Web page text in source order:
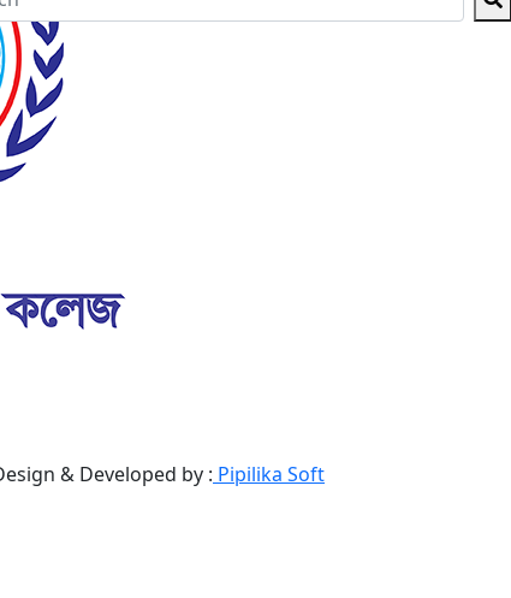
& Developed by : Pipilika Soft